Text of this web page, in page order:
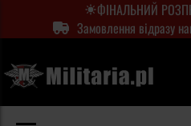
ФІНАЛЬНИЙ
Замовлення відразу